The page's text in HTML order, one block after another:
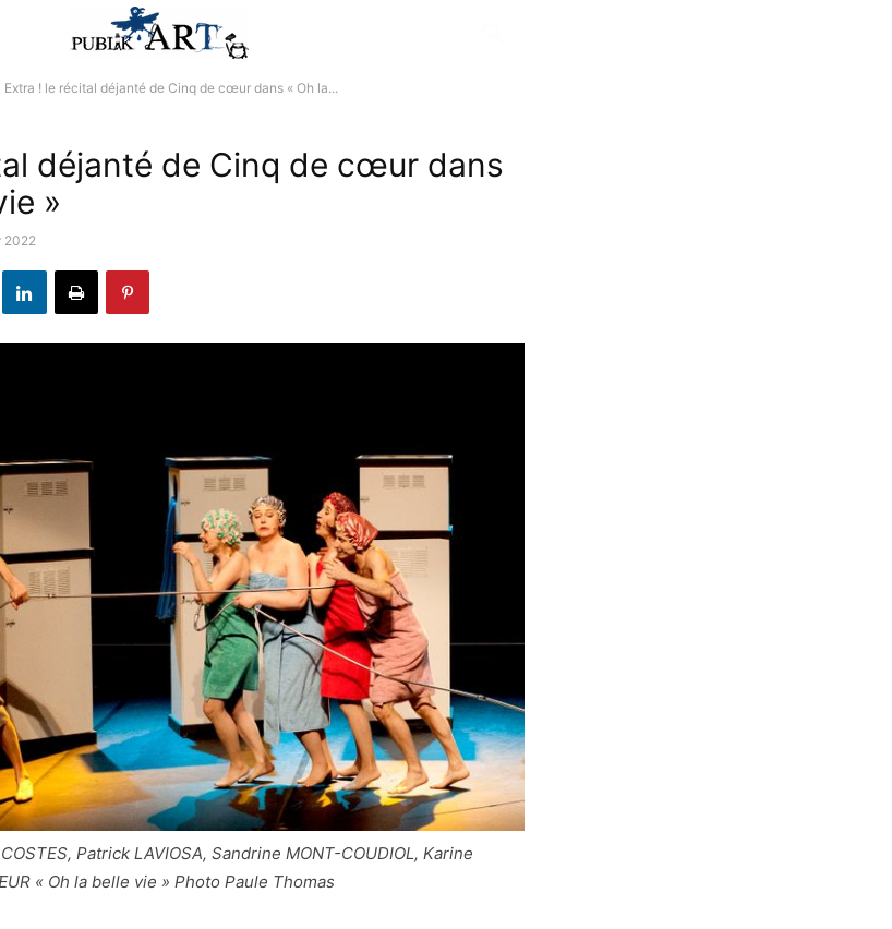
Extra ! le récital déjanté de Cinq de cœur dans « Oh la...
déjanté de Cinq de cœur dans
»
2022
Patrick LAVIOSA, Sandrine MONT-COUDIOL, Karine
« Oh la belle vie » Photo Paule Thomas